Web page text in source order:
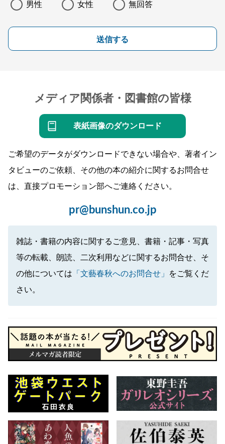
男性 女性 無回答
送信する
メディア関係者・図書館の皆様
表紙画像のダウンロード
ご希望のデータがダウンロードできない場合や、著者イン
タビューのご依頼、その他の本の紹介に関するお問合せ
は、直接プロモーション部へご連絡ください。
pr@bunshun.co.jp
雑誌・書籍の内容に関するご意見、書籍・記事・写真
等の転載、朗読、二次利用などに関するお問合せ、そ
の他については 「文藝春秋へのお問合せ」
をご覧くだ
さい。